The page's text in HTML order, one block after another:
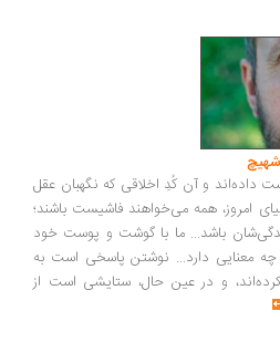
و آن کُدِ اخلاقی که نگهبان عقل
همه می‌خواهند فاشیست باشند؛
باشد... ما با گوشت و پوست خود
دارد... نوشتن پاسخی است به
و در عین حال، ستایشی است از